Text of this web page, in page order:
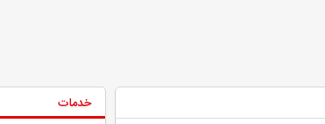
خدمات